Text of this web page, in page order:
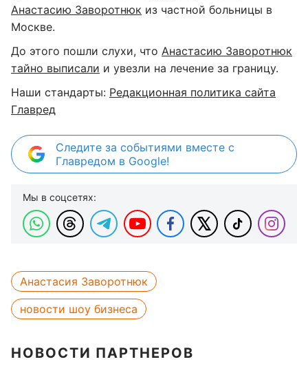
Анастасию Заворотнюк из частной больницы в
Москве.
До этого пошли слухи, что Анастасию Заворотнюк
тайно выписали и увезли на лечение за границу.
Наши стандарты: Редакционная политика сайта
Главред
Следите за событиями вместе с
Главредом в Google!
Мы в соцсетях:
Анастасия Заворотнюк
новости шоу бизнеса
НОВОСТИ ПАРТНЕРОВ